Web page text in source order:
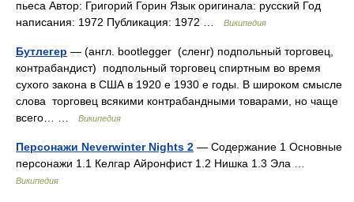
пьеса Автор: Григорий Горин Язык оригинала: русский Год
написания: 1972 Публикация: 1972 …
Википедия
Бутлегер — (англ. bootlegger (сленг) подпольный торговец,
контрабандист) подпольный торговец спиртным во время
сухого закона в США в 1920 е 1930 е годы. В широком смысле
слова торговец всякими контрабандными товарами, но чаще
всего… …
Википедия
Персонажи Neverwinter Nights 2 — Содержание 1 Основные
персонажи 1.1 Келгар Айронфист 1.2 Нишка 1.3 Эла …
Википедия